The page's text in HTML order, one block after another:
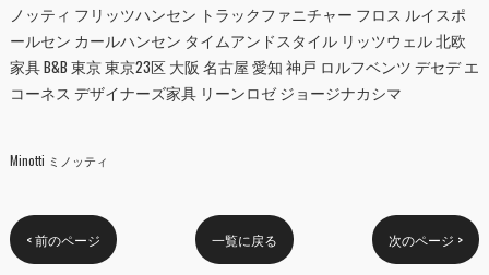
ノッティ フリッツハンセン トラックファニチャー フロス ルイスポ
ールセン カールハンセン タイムアンドスタイル リッツウェル 北欧
家具 B&B 東京 東京23区 大阪 名古屋 愛知 神戸 ロルフベンツ デセデ エ
コーネス デザイナーズ家具 リーンロゼ ジョージナカシマ
Minotti ミノッティ
< 前のページ 一覧に戻る 次のページ >